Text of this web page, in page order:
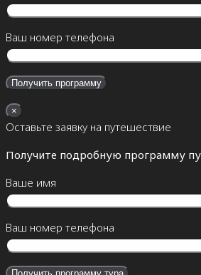
Ваш номер телефона
×
Оставьте заявку на путешествие
Получите подробную программу
Ваше имя
Ваш номер телефона